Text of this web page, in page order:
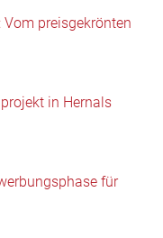
preisgekrönten
in Hernals
für